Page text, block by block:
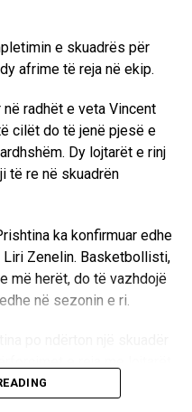
e skuadrës për
afrime të reja në ekip.
radhët e veta Vincent
cilët do të jenë pjesë e
Dy lojtarët e rinj
të re në skuadrën
ka konfirmuar edhe
Zenelin. Basketbollisti,
më herët, do të vazhdojë
në sezonin e ri.
klubit.